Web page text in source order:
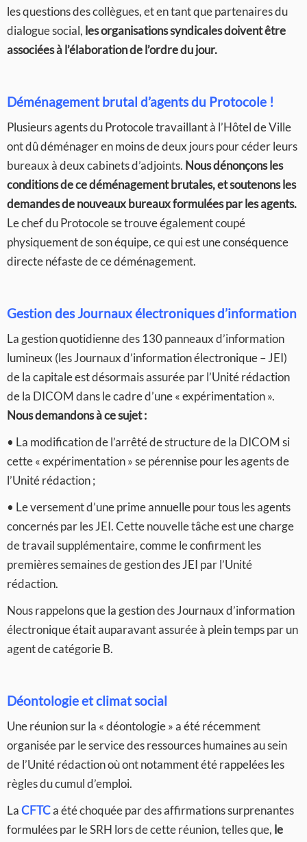
les questions des collègues, et en tant que partenaires du
dialogue social, les organisations syndicales doivent être
associées à l’élaboration de l’ordre du jour.
Déménagement brutal d’agents du Protocole !
Plusieurs agents du Protocole travaillant à l’Hôtel de Ville
ont dû déménager en moins de deux jours pour céder leurs
bureaux à deux cabinets d’adjoints. Nous dénonçons les
conditions de ce déménagement brutales, et soutenons les
demandes de nouveaux bureaux formulées par les agents.
Le chef du Protocole se trouve également coupé
physiquement de son équipe, ce qui est une conséquence
directe néfaste de ce déménagement.
Gestion des Journaux électroniques d’information
La gestion quotidienne des 130 panneaux d’information
lumineux (les Journaux d’information électronique – JEI)
de la capitale est désormais assurée par l’Unité rédaction
de la DICOM dans le cadre d’une « expérimentation ».
Nous demandons à ce sujet :
• La modification de l’arrêté de structure de la DICOM si
cette « expérimentation » se pérennise pour les agents de
l’Unité rédaction ;
• Le versement d’une prime annuelle pour tous les agents
concernés par les JEI. Cette nouvelle tâche est une charge
de travail supplémentaire, comme le confirment les
premières semaines de gestion des JEI par l’Unité
rédaction.
Nous rappelons que la gestion des Journaux d’information
électronique était auparavant assurée à plein temps par un
agent de catégorie B.
Déontologie et climat social
Une réunion sur la « déontologie » a été récemment
organisée par le service des ressources humaines au sein
de l’Unité rédaction où ont notamment été rappelées les
règles du cumul d’emploi.
LaCFTCa été choquée par des affirmations surprenantes
formulées par le SRH lors de cette réunion, telles que, le